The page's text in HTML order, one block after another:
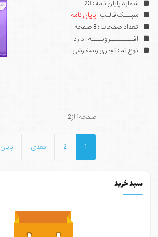
شماره پایان نامه : 23
سبـــک قالـب : پایان نامه
تعداد صفحات : 8 صفحه
افـــــــــزونــــه : دارد
نوع تم : تجاری و سفارشی
صفحه1 از2
1
2 بعدی پایان
سبد خرید